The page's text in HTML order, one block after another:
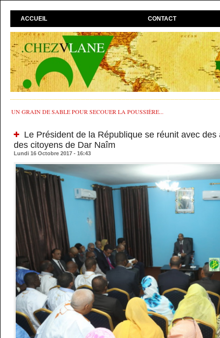
ACCUEIL CONTACT
UN GRAIN DE SABLE POUR SECOUER LA POUSSIÈRE...
Le Président de la République se réunit avec
des citoyens de Dar Naîm
Lundi 16 Octobre 2017 - 16:43